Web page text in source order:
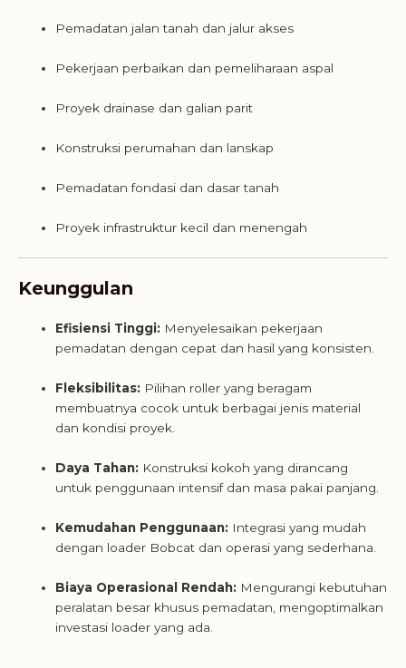
Pemadatan jalan tanah dan jalur akses
Pekerjaan perbaikan dan pemeliharaan aspal
Proyek drainase dan galian parit
Konstruksi perumahan dan lanskap
Pemadatan fondasi dan dasar tanah
Proyek infrastruktur kecil dan menengah
Keunggulan
Efisiensi Tinggi: Menyelesaikan pekerjaan
pemadatan dengan cepat dan hasil yang konsisten.
Fleksibilitas: Pilihan roller yang beragam
membuatnya cocok untuk berbagai jenis material
dan kondisi proyek.
Daya Tahan: Konstruksi kokoh yang dirancang
untuk penggunaan intensif dan masa pakai panjang.
Kemudahan Penggunaan: Integrasi yang mudah
dengan loader Bobcat dan operasi yang sederhana.
Biaya Operasional Rendah: Mengurangi kebutuhan
peralatan besar khusus pemadatan, mengoptimalkan
investasi loader yang ada.